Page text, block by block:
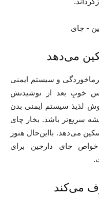
می‌دهد
و سیستم ایمنی
خوبِ بعد از نوشیدنش
لذیذ سیستم ایمنی بدن
سریع‌تر باشد. بخار چای
می‌دهد. بااین‌حال هنوز
چای دارچین برای
می‌کند